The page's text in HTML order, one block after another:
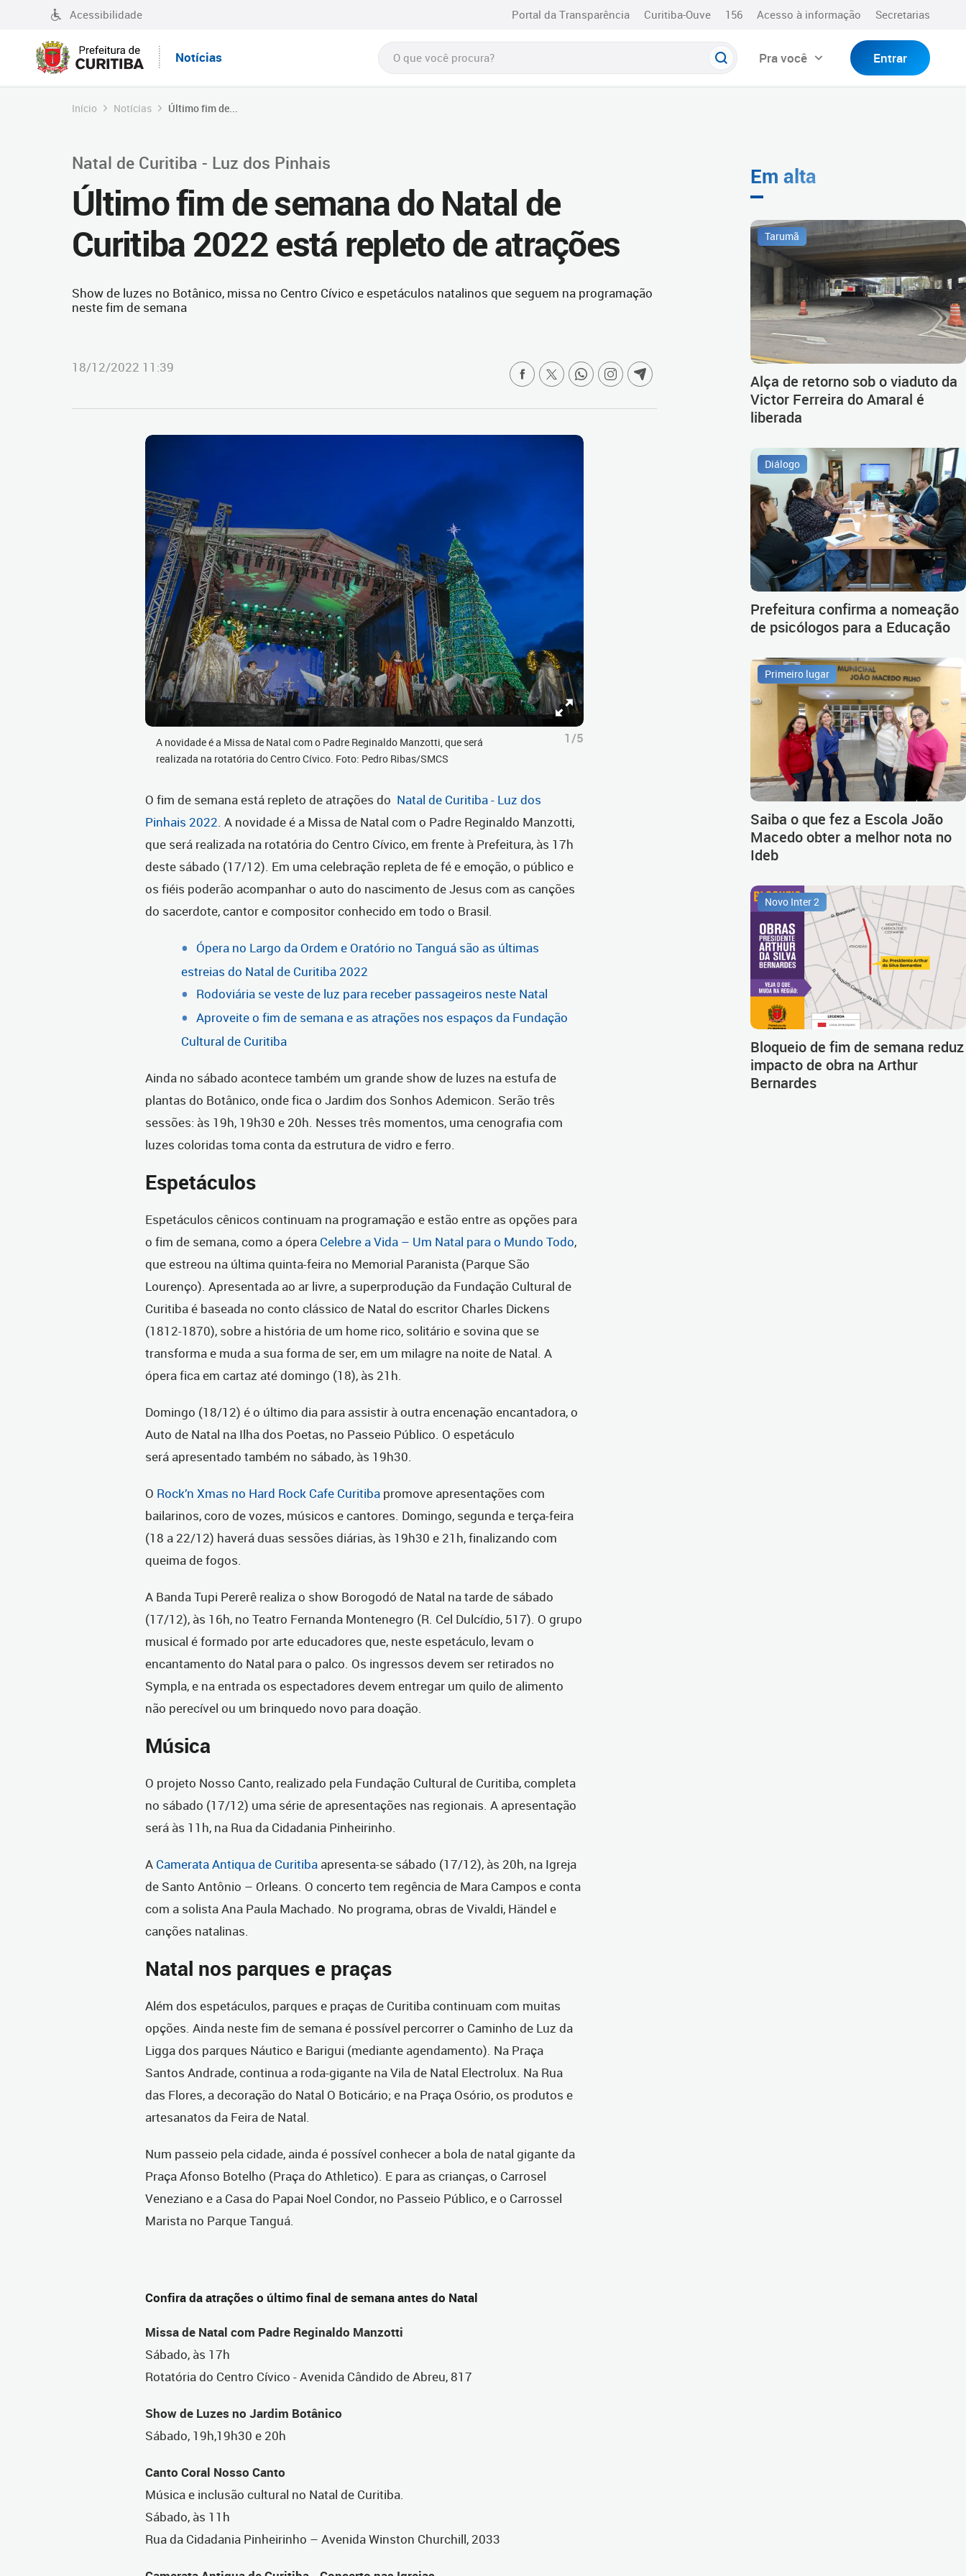
Acessibilidade Portal da Transparência Curitiba-Ouve 156 Acesso à informação Secretarias
Notícias Pra você Entrar
Início Notícias Último fim de...
Natal de Curitiba - Luz dos Pinhais
Último fim de semana do Natal de
Curitiba 2022 está repleto de atrações
Show de luzes no Botânico, missa no Centro Cívico e espetáculos natalinos que seguem na programação
neste fim de semana
18/12/2022 11:39
A novidade é a Missa de Natal com o Padre Reginaldo Manzotti, que será
realizada na rotatória do Centro Cívico. Foto: Pedro Ribas/SMCS
1/5
O fim de semana está repleto de atrações do Natal de Curitiba - Luz dos
Pinhais 2022. A novidade é a Missa de Natal com o Padre Reginaldo Manzotti,
que será realizada na rotatória do Centro Cívico, em frente à Prefeitura, às 17h
deste sábado (17/12). Em uma celebração repleta de fé e emoção, o público e
os fiéis poderão acompanhar o auto do nascimento de Jesus com as canções
do sacerdote, cantor e compositor conhecido em todo o Brasil.
Ópera no Largo da Ordem e Oratório no Tanguá são as últimas
estreias do Natal de Curitiba 2022
Rodoviária se veste de luz para receber passageiros neste Natal
Aproveite o fim de semana e as atrações nos espaços da Fundação
Cultural de Curitiba
Ainda no sábado acontece também um grande show de luzes na estufa de
plantas do Botânico, onde fica o Jardim dos Sonhos Ademicon. Serão três
sessões: às 19h, 19h30 e 20h. Nesses três momentos, uma cenografia com
luzes coloridas toma conta da estrutura de vidro e ferro.
Espetáculos
Espetáculos cênicos continuam na programação e estão entre as opções para
o fim de semana, como a ópera Celebre a Vida – Um Natal para o Mundo Todo,
que estreou na última quinta-feira no Memorial Paranista (Parque São
Lourenço). Apresentada ao ar livre, a superprodução da Fundação Cultural de
Curitiba é baseada no conto clássico de Natal do escritor Charles Dickens
(1812-1870), sobre a história de um home rico, solitário e sovina que se
transforma e muda a sua forma de ser, em um milagre na noite de Natal. A
ópera fica em cartaz até domingo (18), às 21h.
Domingo (18/12) é o último dia para assistir à outra encenação encantadora, o
Auto de Natal na Ilha dos Poetas, no Passeio Público. O espetáculo
será apresentado também no sábado, às 19h30.
O Rock’n Xmas no Hard Rock Cafe Curitiba promove apresentações com
bailarinos, coro de vozes, músicos e cantores. Domingo, segunda e terça-feira
(18 a 22/12) haverá duas sessões diárias, às 19h30 e 21h, finalizando com
queima de fogos.
A Banda Tupi Pererê realiza o show Borogodó de Natal na tarde de sábado
(17/12), às 16h, no Teatro Fernanda Montenegro (R. Cel Dulcídio, 517). O grupo
musical é formado por arte educadores que, neste espetáculo, levam o
encantamento do Natal para o palco. Os ingressos devem ser retirados no
Sympla, e na entrada os espectadores devem entregar um quilo de alimento
não perecível ou um brinquedo novo para doação.
Música
O projeto Nosso Canto, realizado pela Fundação Cultural de Curitiba, completa
no sábado (17/12) uma série de apresentações nas regionais. A apresentação
será às 11h, na Rua da Cidadania Pinheirinho.
A Camerata Antiqua de Curitiba apresenta-se sábado (17/12), às 20h, na Igreja
de Santo Antônio – Orleans. O concerto tem regência de Mara Campos e conta
com a solista Ana Paula Machado. No programa, obras de Vivaldi, Händel e
canções natalinas.
Natal nos parques e praças
Além dos espetáculos, parques e praças de Curitiba continuam com muitas
opções. Ainda neste fim de semana é possível percorrer o Caminho de Luz da
Ligga dos parques Náutico e Barigui (mediante agendamento). Na Praça
Santos Andrade, continua a roda-gigante na Vila de Natal Electrolux. Na Rua
das Flores, a decoração do Natal O Boticário; e na Praça Osório, os produtos e
artesanatos da Feira de Natal.
Num passeio pela cidade, ainda é possível conhecer a bola de natal gigante da
Praça Afonso Botelho (Praça do Athletico). E para as crianças, o Carrosel
Veneziano e a Casa do Papai Noel Condor, no Passeio Público, e o Carrossel
Marista no Parque Tanguá.
Confira da atrações o último final de semana antes do Natal
Missa de Natal com Padre Reginaldo Manzotti
Sábado, às 17h
Rotatória do Centro Cívico - Avenida Cândido de Abreu, 817
Show de Luzes no Jardim Botânico
Sábado, 19h,19h30 e 20h
Canto Coral Nosso Canto
Música e inclusão cultural no Natal de Curitiba.
Sábado, às 11h
Rua da Cidadania Pinheirinho – Avenida Winston Churchill, 2033
Em alta
Tarumã
Alça de retorno sob o viaduto da
Victor Ferreira do Amaral é
liberada
Diálogo
Prefeitura confirma a nomeação
de psicólogos para a Educação
Primeiro lugar
Saiba o que fez a Escola João
Macedo obter a melhor nota no
Ideb
Novo Inter 2
Bloqueio de fim de semana reduz
impacto de obra na Arthur
Bernardes